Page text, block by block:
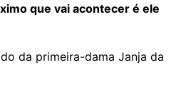
que vai acontecer é ele
da primeira-dama Janja da